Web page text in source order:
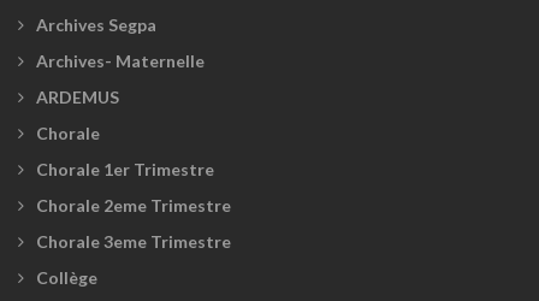
Archives Segpa
Archives- Maternelle
ARDEMUS
Chorale
Chorale 1er Trimestre
Chorale 2eme Trimestre
Chorale 3eme Trimestre
Collège